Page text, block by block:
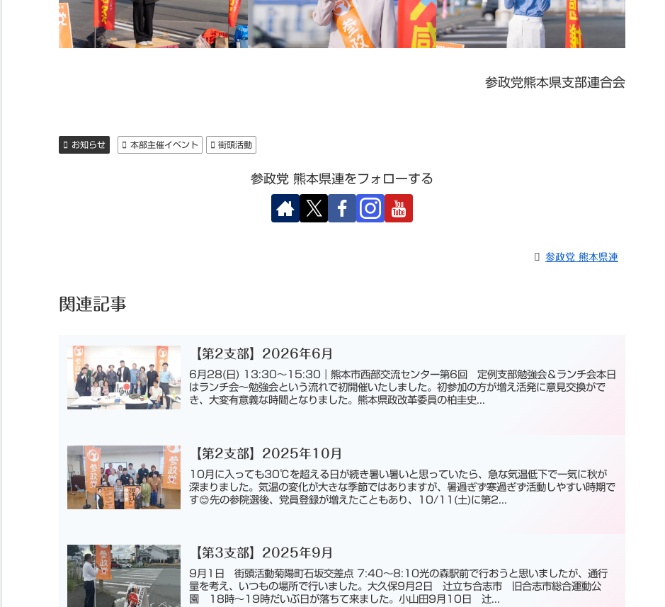
参政党熊本県支部連合会
お知らせ 本部主催イベント 街頭活動
参政党 熊本県連をフォローする
参政党 熊本県連
関連記事
【第2支部】2026年6月
6月28(日) 13:30〜15:30｜熊本市西部交流センター第6回 定例支部勉強会＆ランチ会本日
はランチ会〜勉強会という流れで初開催いたしました。初参加の方が増え活発に意見交換がで
き、大変有意義な時間となりました。熊本県政改革委員の柏圭史...
【第2支部】2025年10月
10月に入っても30℃を超える日が続き暑い暑いと思っていたら、急な気温低下で一気に秋が
深まりました。気温の変化が大きな季節ではありますが、暑過ぎず寒過ぎず活動しやすい時期で
す😊先の参院選後、党員登録が増えたこともあり、10/11(土)に第2...
【第3支部】2025年9月
9月1日 街頭活動菊陽町石坂交差点 7:40〜8:10光の森駅前で行おうと思いましたが、通行
量を考え、いつもの場所で行いました。大久保9月2日 辻立ち合志市 旧合志市総合運動公
園 18時〜19時だいぶ日が落ちて来ました。小山田9月10日 辻...